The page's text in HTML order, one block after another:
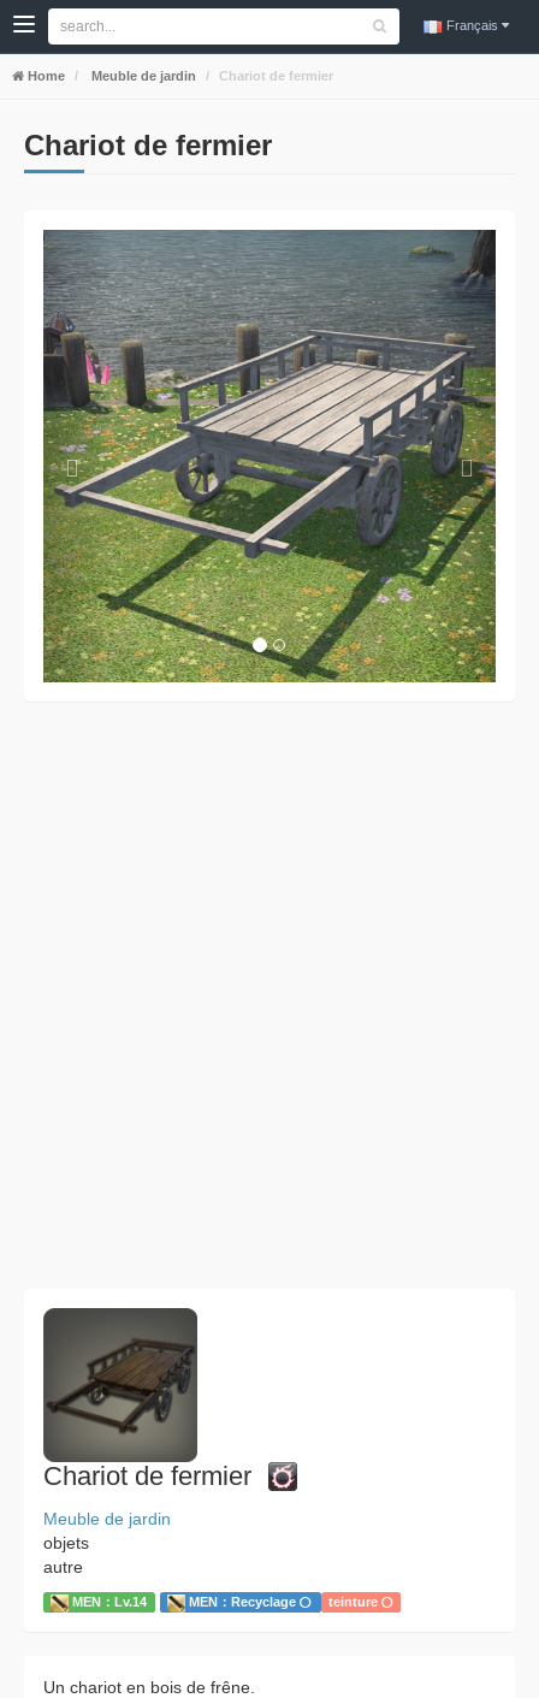
Français
Home Meuble de jardin Chariot de fermier
Chariot de fermier
Chariot de fermier
Meuble de jardin
objets
autre
MEN：Lv.14 MEN：Recyclage teinture
Un chariot en bois de frêne.